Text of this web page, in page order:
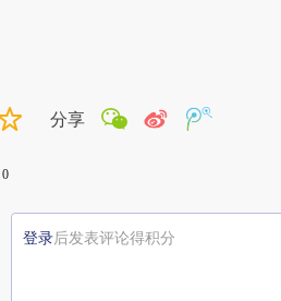
分享
0
登录后发表评论得积分